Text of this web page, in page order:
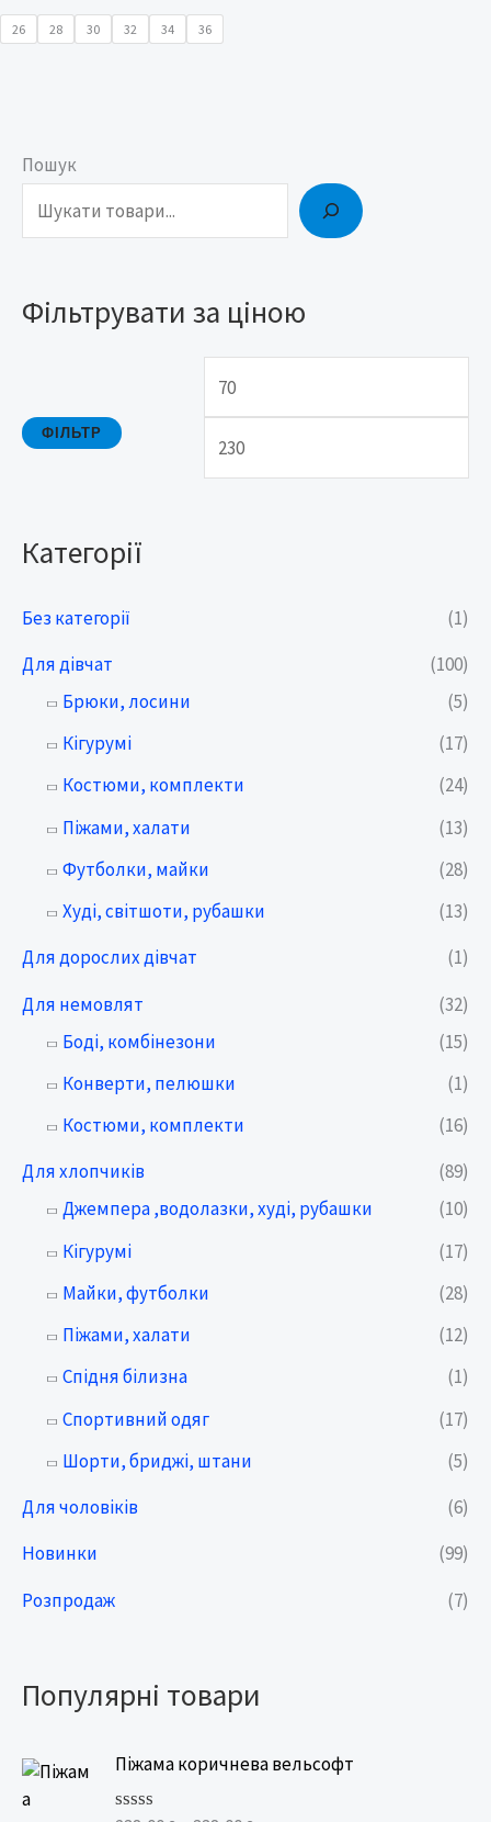
Пошук
Фільтрувати за ціною
н
м
а
ФІЛЬТР
Категорії
Без категорії
(1)
Для дівчат
(100)
Брюки, лосини
(5)
Кігурумі
(17)
Костюми, комплекти
(24)
Піжами, халати
(13)
Футболки, майки
(28)
Худі, світшоти, рубашки
(13)
Для дорослих дівчат
(1)
Для немовлят
(32)
Боді, комбінезони
(15)
Конверти, пелюшки
(1)
Костюми, комплекти
(16)
Для хлопчиків
(89)
Джемпера ,водолазки, худі, рубашки
(10)
Кігурумі
(17)
Майки, футболки
(28)
Піжами, халати
(12)
Спідня білизна
(1)
Спортивний одяг
(17)
Шорти, бриджі, штани
(5)
Для чоловіків
(6)
Новинки
(99)
Розпродаж
(7)
Популярні товари
Піжама коричнева вельсофт
r
26 28 30 32 34 36